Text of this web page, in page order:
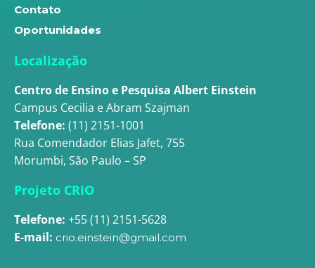
Contato
Oportunidades
Localização
Centro de Ensino e Pesquisa Albert Einstein
Campus Cecilia e Abram Szajman
Telefone: (11) 2151-1001
Rua Comendador Elias Jafet, 755
Morumbi, São Paulo – SP
Projeto CRIO
Telefone: +55 (11) 2151-5628
E-mail: crio.einstein@gmail.com